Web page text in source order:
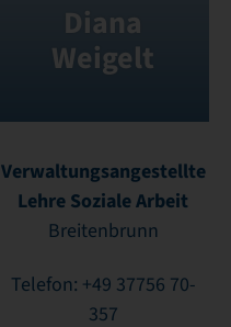
Diana
Weigelt
Verwaltungsangestellte
Lehre Soziale Arbeit
Breitenbrunn
Telefon: +49 37756 70-
357